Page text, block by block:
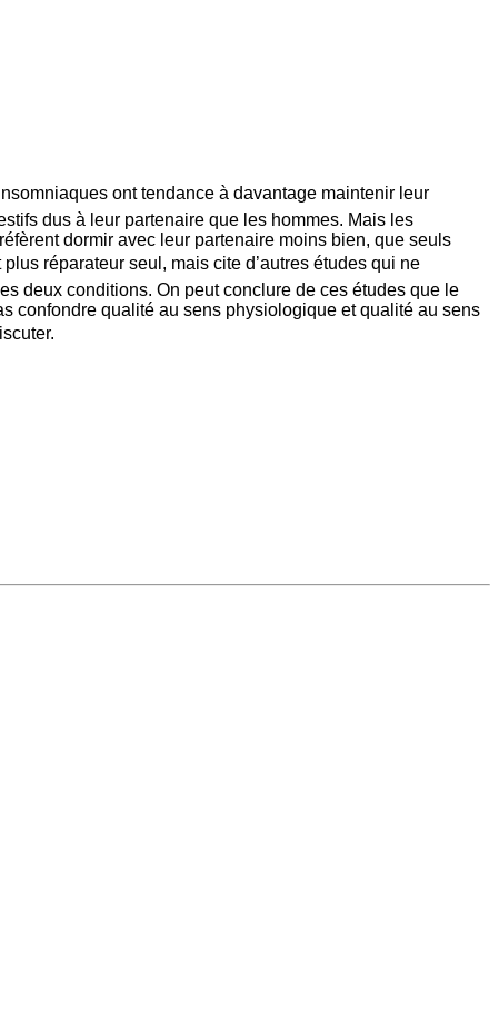
ont tendance à davantage maintenir leur
dus à leur partenaire que les hommes. Mais les
dormir avec leur partenaire moins bien, que seuls
réparateur seul, mais cite d’autres études qui ne
deux conditions. On peut conclure de ces études que le
confondre qualité au sens physiologique et qualité au sens